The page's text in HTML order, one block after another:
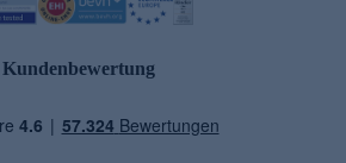
Kundenbewertung